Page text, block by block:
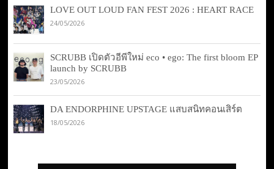
LOVE OUT LOUD FAN FEST 2026 : HEART RACE
24/05/2026
SCRUBB เปิดตัวอีพีใหม่ eco • ego: The first bloom EP
launch by SCRUBB
23/05/2026
DA ENDORPHINE UPSTAGE แสบสนิทคอนเสิร์ต
18/05/2026